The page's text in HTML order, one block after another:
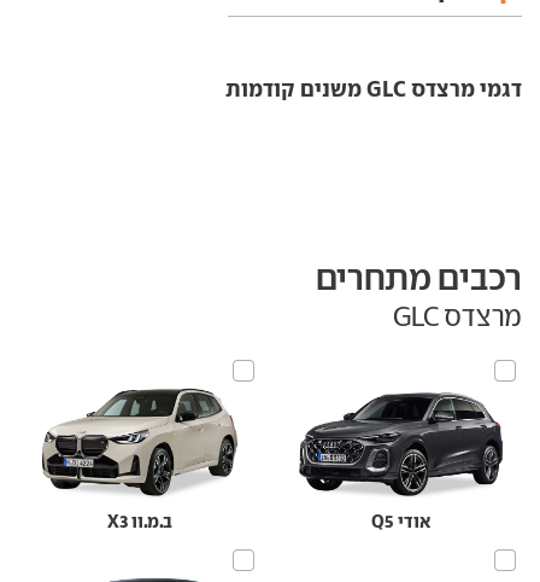
דגמי מרצדס GLC משנים קודמות
רכבים מתחרים
מרצדס GLC
אודי Q5 ב.מ.וו X3